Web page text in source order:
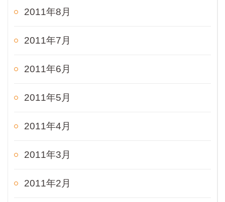
2011年8月
2011年7月
2011年6月
2011年5月
2011年4月
2011年3月
2011年2月